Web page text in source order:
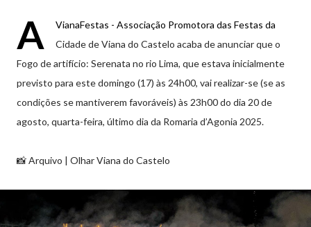
A
VianaFestas - Associação Promotora das Festas da
Cidade de Viana do Castelo acaba de anunciar que o
Fogo de artifício: Serenata no rio Lima, que estava inicialmente
previsto para este domingo (17) às 24h00, vai realizar-se (se as
condições se mantiverem favoráveis) às 23h00 do dia 20 de
agosto, quarta-feira, último dia da Romaria d’Agonia 2025.
📸 Arquivo | Olhar Viana do Castelo